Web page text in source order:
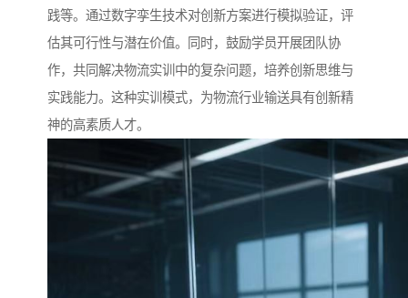
践等。通过数字孪生技术对创新方案进行模拟验证，评
估其可行性与潜在价值。同时，鼓励学员开展团队协
作，共同解决物流实训中的复杂问题，培养创新思维与
实践能力。这种实训模式，为物流行业输送具有创新精
神的高素质人才。